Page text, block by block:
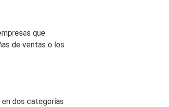
que
de ventas o los
en dos categorías